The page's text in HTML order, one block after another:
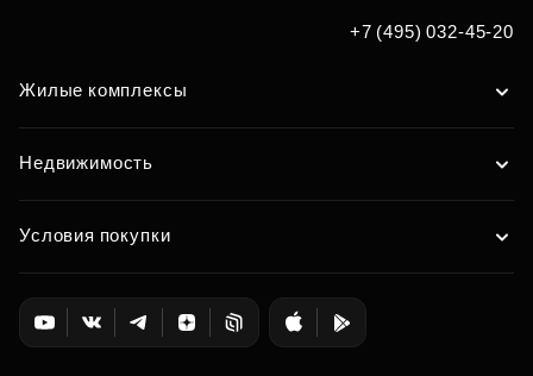
+7 (495) 032-45-20
Жилые комплексы
Недвижимость
Условия покупки